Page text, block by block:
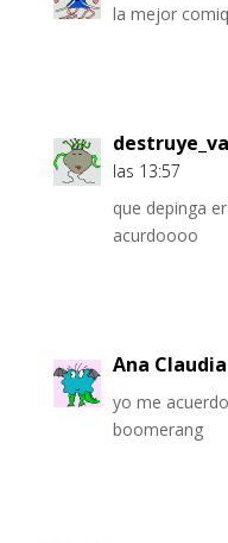
la mejor
las 13:57
que depinga
acurdoooo
Ana Claudia
yo me
boomerang